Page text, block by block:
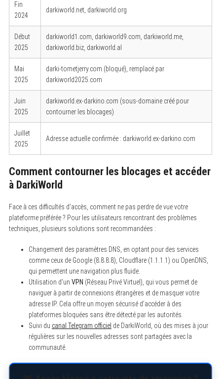
Fin
2024
darkiworld.net, darkiworld.org
Début
2025
darkiworld1.com, darkiworld9.com, darkiworld.me,
darkiworld.biz, darkiworld.al
Mai
2025
darki-tometjerry.com (bloqué), remplacé par
darkiworld2025.com
Juin
2025
darkiworld.ex-darkino.com (sous-domaine créé pour
contourner les blocages)
Juillet
2025
Adresse actuelle confirmée : darkiworld.ex-darkino.com
Comment contourner les blocages et accéder
à DarkiWorld
Face à ces difficultés d’accès, comment ne pas perdre de vue votre
plateforme préférée ? Pour les utilisateurs rencontrant des problèmes
techniques, plusieurs solutions sont recommandées :
Changement des paramètres DNS, en optant pour des services
comme ceux de Google (8.8.8.8), Cloudflare (1.1.1.1) ou OpenDNS,
qui permettent une navigation plus fluide.
Utilisation d’un VPN (Réseau Privé Virtuel), qui vous permet de
naviguer à partir de connexions étrangères et de masquer votre
adresse IP. Cela offre un moyen sécurisé d’accéder à des
plateformes bloquées sans être détecté par les autorités.
Suivi du canal Telegram officiel de DarkiWorld, où des mises à jour
régulières sur les nouvelles adresses sont partagées avec la
communauté.